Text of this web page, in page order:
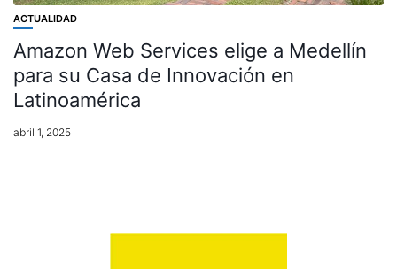
ACTUALIDAD
Amazon Web Services elige a Medellín
para su Casa de Innovación en
Latinoamérica
abril 1, 2025